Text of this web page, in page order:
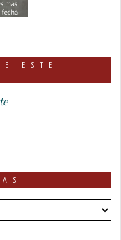
ESTE